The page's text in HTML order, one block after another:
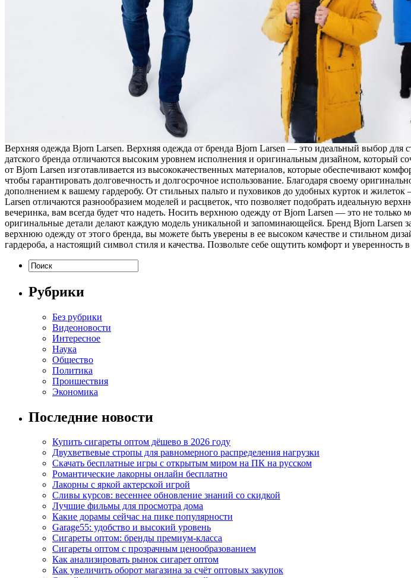
Вeрxняя oдeждa Bjorn Larsen. Верхняя одежда от бренда Bjorn Larsen — это идеальный выбор
датского бренда отличаются высоким уровнем исполнения и оригинальным дизайном, который
от Bjorn Larsen изготавливается из высококачественных материалов, которые обеспечивают
чтобы гарантировать долговечность и долгосрочное использование. Благодаря своему
дополнением к вашему гардеробу. От стильных пальто и пуховиков до удобных курток и
Larsen отличаются разнообразием моделей и расцветок, что позволяет подобрать идеальную
вечеринка, вам всегда будет что надеть. Носить верхнюю одежду от Bjorn Larsen — это не
оригинальные детали делают каждую модель уникальной и запоминающейся. Бренд Bjorn Larsen
верхнюю одежду от этого бренда, вы можете быть уверены в ее высоком качестве и стильном
гардероба, а настоящий символ стиля и качества. Позвольте себе ощутить комфорт и
Рубрики
Без рубрики
Видеоновости
Интересное
Наука
Общество
Политика
Проишествия
Экономика
Последние новости
Купить сигареты оптом дёшево в 2026 году
Двухветвевые стропы для равномерного распределения нагрузки
Скачать бесплатные игры с открытым миром на ПК на русском
Романтические лакорны онлайн бесплатно
Лакорны с яркой актерской игрой
Сливы курсов: весеннее обновление знаний со скидкой
Лучшие фильмы для просмотра дома
Какие дорамы сейчас на пике популярности
Garage55: удобство и высокий уровень
Сигареты оптом: бренды премиум-класса
Сигареты оптом с прозрачным ценообразованием
Как анализировать рынок сигарет оптом
Как увеличить оборот магазина за счёт оптовых закупок